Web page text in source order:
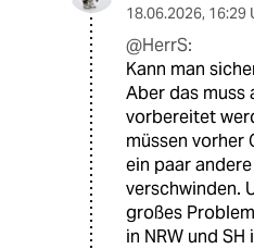
18.06.2026, 16:29
@HerrS:
Kann man
Aber das
vorbereitet
müssen vorher
ein paar
verschwinden.
großes
in NRW und